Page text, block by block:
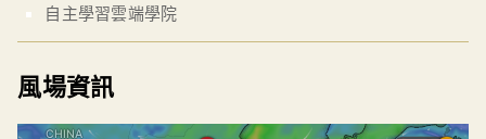
自主學習雲端學院
風場資訊